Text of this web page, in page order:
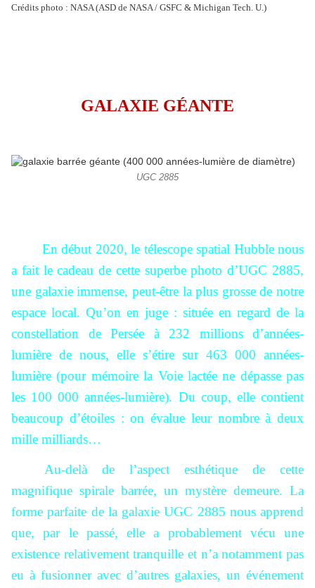
Crédits photo : NASA (ASD de NASA / GSFC & Michigan Tech. U.)
GALAXIE GÉANTE
UGC 2885
En début 2020, le télescope spatial Hubble nous
a fait le cadeau de cette superbe photo d’UGC 2885,
une galaxie immense, peut-être la plus grosse de notre
espace local. Qu’on en juge : située en regard de la
constellation de Persée à 232 millions d’années-
lumière de nous, elle s’étire sur 463 000 années-
lumière (pour mémoire la Voie lactée ne dépasse pas
les 100 000 années-lumière). Du coup, elle contient
beaucoup d’étoiles : on évalue leur nombre à deux
mille milliards…
Au-delà de l’aspect esthétique de cette
magnifique spirale barrée, un mystère demeure. La
forme parfaite de la galaxie UGC 2885 nous apprend
que, par le passé, elle a probablement vécu une
existence relativement tranquille et n’a notamment pas
eu à fusionner avec d’autres galaxies, un événement